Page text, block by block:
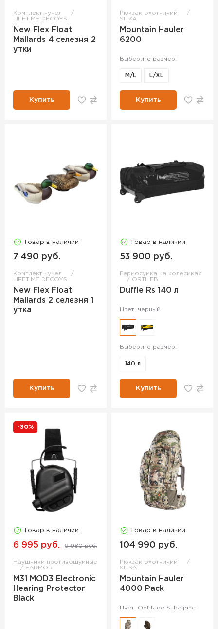
Комплект чучел
LIFETIME DECOYS
New Flex Float
Mallards 4 селезня 2
утки
Купить
Рюкзак охотничий
SITKA
Mountain Hauler
6200
Выберите размер:
M/L L/XL
Купить
Товар в наличии
7 490 руб.
Комплект чучел
LIFETIME DECOYS
New Flex Float
Mallards 2 селезня 1
утка
Купить
Товар в наличии
53 900 руб.
Гермосумка на колесиках
ORTLIEB
Duffle Rs 140 л
Цвет: черный
Выберите размер:
140 л
Купить
-30%
Товар в наличии
6 995 руб. 9 980 руб.
Наушники противошумные
EARMOR
M31 MOD3 Electronic
Hearing Protector
Black
Товар в наличии
104 990 руб.
Рюкзак охотничий
SITKA
Mountain Hauler
4000 Pack
Цвет: Optifade Subalpine